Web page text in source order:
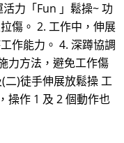
力「Fun 」鬆操~ 功
傷。 2. 工作中，伸展
作能力。 4. 深蹲協調
力方法，避免工作傷
二)徒手伸展放鬆操 工
操作 1 及 2 個動作也